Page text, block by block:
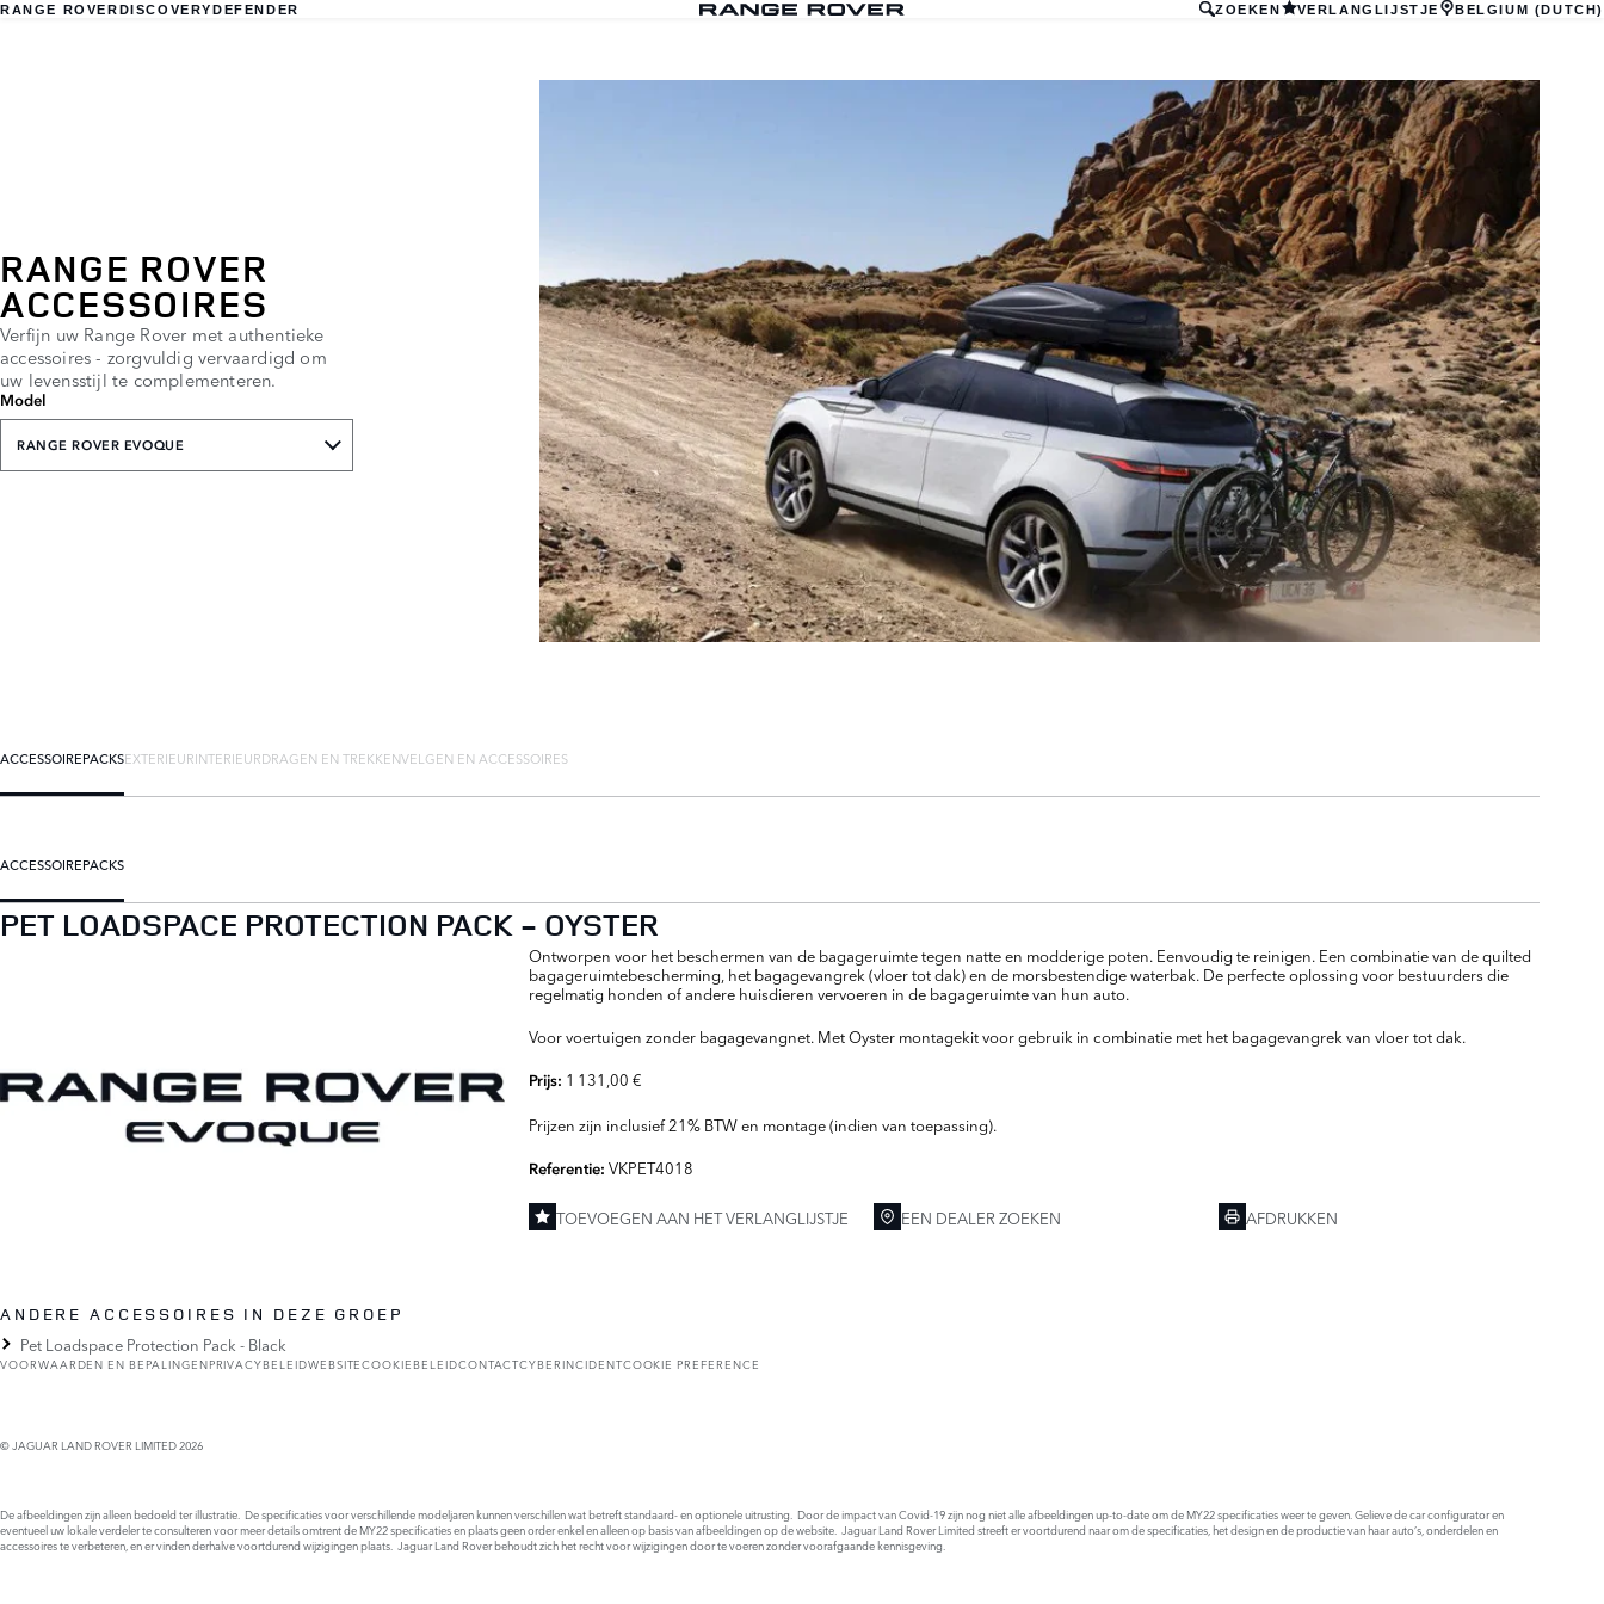
RANGE ROVERDISCOVERYDEFENDER ZOEKEN VERLANGLIJSTJE BELGIUM (DUTCH)
RANGE ROVER
ACCESSOIRES
Verfijn uw Range Rover met authentieke
accessoires - zorgvuldig vervaardigd om
uw levensstijl te complementeren.
Model
RANGE ROVER EVOQUE
ACCESSOIREPACKSEXTERIEURINTERIEURDRAGEN EN TREKKENVELGEN EN ACCESSOIRES
ACCESSOIREPACKS
PET LOADSPACE PROTECTION PACK - OYSTER
Ontworpen voor het beschermen van de bagageruimte tegen natte en modderige poten. Eenvoudig te reinigen. Een combinatie van de quilted
bagageruimtebescherming, het bagagevangrek (vloer tot dak) en de morsbestendige waterbak. De perfecte oplossing voor bestuurders die
regelmatig honden of andere huisdieren vervoeren in de bagageruimte van hun auto.
Voor voertuigen zonder bagagevangnet. Met Oyster montagekit voor gebruik in combinatie met het bagagevangrek van vloer tot dak.
Prijs: 1 131,00 €
Prijzen zijn inclusief 21% BTW en montage (indien van toepassing).
Referentie:VKPET4018
TOEVOEGEN AAN HET VERLANGLIJSTJE EEN DEALER ZOEKEN AFDRUKKEN
ANDERE ACCESSOIRES IN DEZE GROEP
Pet Loadspace Protection Pack - Black
VOORWAARDEN EN BEPALINGENPRIVACYBELEIDWEBSITECOOKIEBELEIDCONTACTCYBERINCIDENTCOOKIE PREFERENCE
© JAGUAR LAND ROVER LIMITED 2026
De afbeeldingen zijn alleen bedoeld ter illustratie. De specificaties voor verschillende modeljaren kunnen verschillen wat betreft standaard- en optionele uitrusting. Door de impact van Covid-19 zijn nog niet alle afbeeldingen up-to-date om de MY22 specificaties weer te geven. Gelieve de car configurator en
eventueel uw lokale verdeler te consulteren voor meer details omtrent de MY22 specificaties en plaats geen order enkel en alleen op basis van afbeeldingen op de website. Jaguar Land Rover Limited streeft er voortdurend naar om de specificaties, het design en de productie van haar auto’s, onderdelen en
accessoires te verbeteren, en er vinden derhalve voortdurend wijzigingen plaats. Jaguar Land Rover behoudt zich het recht voor wijzigingen door te voeren zonder voorafgaande kennisgeving.